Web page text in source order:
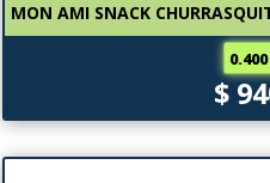
MON AMI SNACK
0.400
$